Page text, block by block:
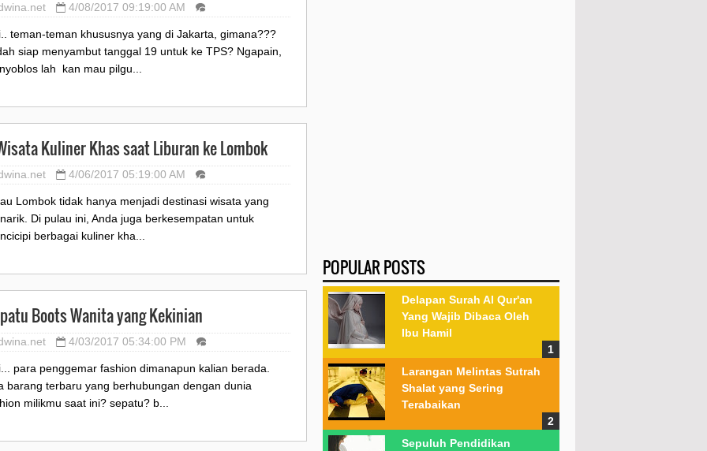
4/08/2017 09:19:00 AM
teman-teman khususnya yang di Jakarta, gimana???
siap menyambut tanggal 19 untuk ke TPS? Ngapain,
lah kan mau pilgu...
Kuliner Khas saat Liburan ke Lombok
4/06/2017 05:19:00 AM
Lombok tidak hanya menjadi destinasi wisata yang
Di pulau ini, Anda juga berkesempatan untuk
berbagai kuliner kha...
Boots Wanita yang Kekinian
4/03/2017 05:34:00 PM
para penggemar fashion dimanapun kalian berada.
barang terbaru yang berhubungan dengan dunia
milikmu saat ini? sepatu? b...
POPULAR POSTS
Delapan Surah Al Qur'an
Yang Wajib Dibaca Oleh
Ibu Hamil
Larangan Melintas Sutrah
Shalat yang Sering
Terabaikan
Sepuluh Pendidikan